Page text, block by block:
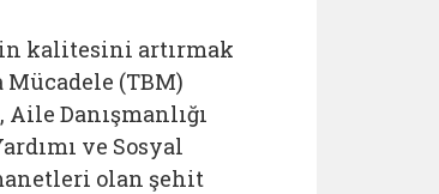
kalitesini artırmak
Mücadele (TBM)
Danışmanlığı
ve Sosyal
olan şehit